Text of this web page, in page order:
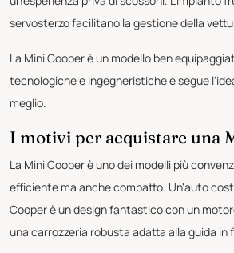
servosterzo facilitano la gestione della
La Mini Cooper è un modello ben
tecnologiche e ingegneristiche e segue
meglio.
I motivi per acquistare una
La Mini Cooper è uno dei modelli più
efficiente ma anche compatto. Un'auto
Cooper è un design fantastico con un
una carrozzeria robusta adatta alla guida in